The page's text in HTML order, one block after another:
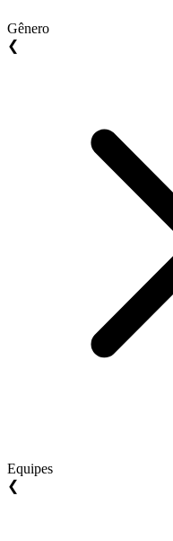
Gênero
❮
Equipes
❮